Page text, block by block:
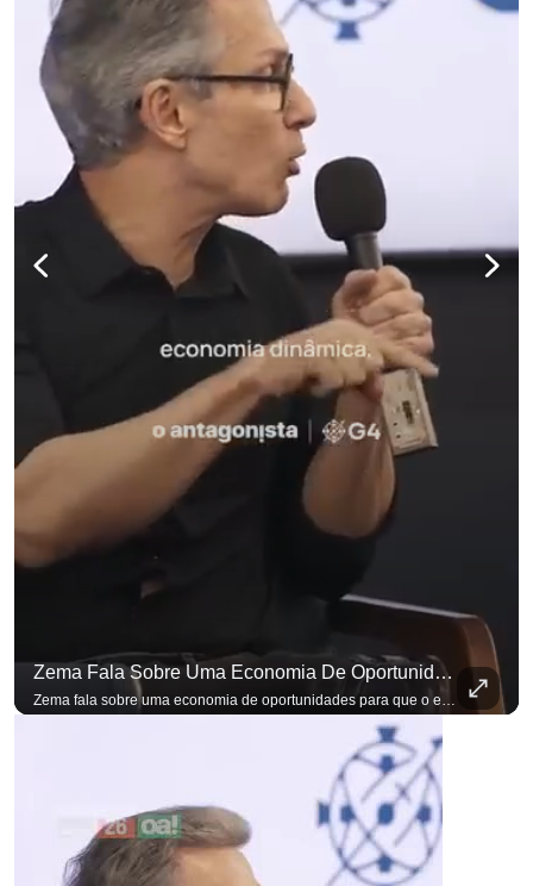
Zema Fala Sobre Uma Economia De Oportunidades Para O Empresário
Zema fala sobre uma economia de oportunidades para que o empresário brasileiro não precise sair do país para manter o crescimento do seu negócio. A primeira Sabatina Presidencial em que as perguntas não vieram de assessores, partidos ou jornalistas. Vieram de uma pesquisa com empresários brasileiros. Imposto, juro, custo de contratar. Cada candidato frente a frente com quem move a economia do país. Se você busca informação com credibilidade, inscreva-se agora e ative o